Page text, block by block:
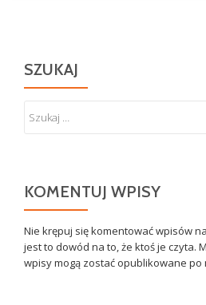
SZUKAJ
KOMENTUJ WPISY
Nie krępuj się komentować wpisów
jest to dowód na to, że ktoś je czyta.
wpisy mogą zostać opublikowane po